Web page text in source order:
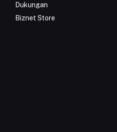
Dukungan
Biznet Store